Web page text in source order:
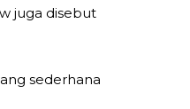
juga disebut
sederhana